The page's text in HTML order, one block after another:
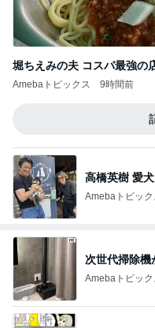
堀ちえみの夫 コスパ最強の
Amebaトピックス 9時間前
高橋英樹 愛
Amebaトピック
次世代掃除機
Amebaトピック